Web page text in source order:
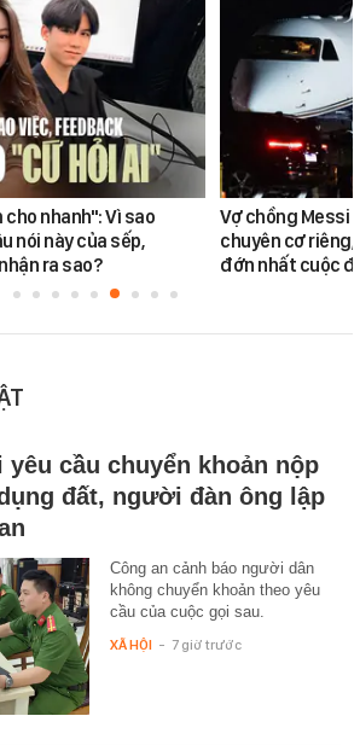
cho nhanh": Vì sao
nói này của sếp,
ra sao?
Vợ chồng Messi
chuyên cơ
đớn nhất cuộc
yêu cầu chuyển khoản nộp
đất, người đàn ông lập
Công an cảnh báo người dân
không chuyển khoản theo yêu
cầu của cuộc gọi sau.
XÃ HỘI - 7 giờ trước